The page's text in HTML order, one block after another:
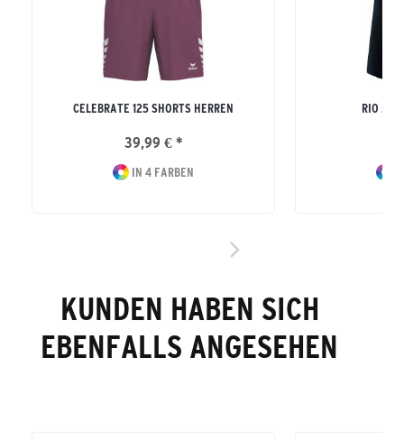
CELEBRATE 125 SHORTS HERREN
39,99 € *
IN 4 FARBEN
RIO 2.0
KUNDEN HABEN SICH
EBENFALLS ANGESEHEN